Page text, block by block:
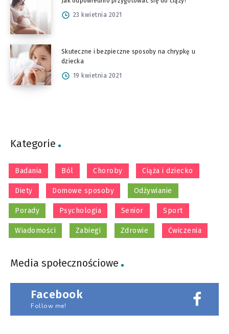
23 kwietnia 2021
Skuteczne i bezpieczne sposoby na chrypkę u
dziecka
19 kwietnia 2021
Kategorie
Badania Ból Choroby Ciąża i dziecko
Diety Domowe sposoby Odżywianie
Porady Psychologia Senior Sport
Wiadomości Zabiegi Zdrowie Ćwiczenia
Media społecznościowe
Facebook
Follow me!